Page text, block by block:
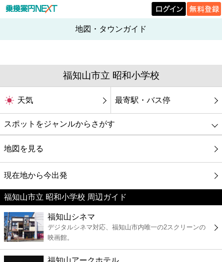
地図・タウンガイド
福知山市立 昭和小学校
天気 最寄駅・バス停
スポットをジャンルからさがす
グルメ
映画
美容
コンビニ
薬局
地図を見る
現在地から今出発
福知山市立 昭和小学校 周辺ガイド
福知山シネマ
デジタルシネマ対応、福知山市内唯一の2スクリーンの
映画館。